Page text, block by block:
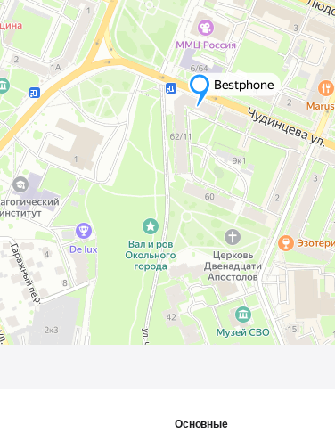
Основные